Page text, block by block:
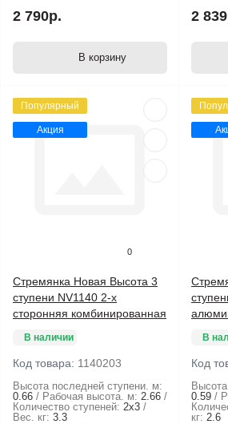
2 790р.
В корзину
2
Популярный
Акция
0
Стремянка Новая Высота 3
ступени NV1140 2-х
сторонняя комбинированная
В наличии
Код товара: 1140203
Высота последней ступени. м:
0.66
Рабочая высота. м: 2.66
Количество ступеней: 2х3
Вес. кг: 3.3
В
Код
0.59
кг: 2.6